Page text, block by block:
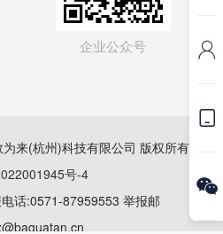
企业公众号
来(杭州)科技有限公司 版权所有
号-4
话:0571-87959553 举报邮


